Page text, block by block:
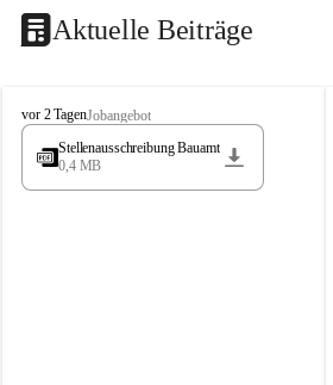
Aktuelle Beiträge
S
t
s
vor 2 TagenJobangebot
Stellenausschreibung Bauamt
0,4 MB